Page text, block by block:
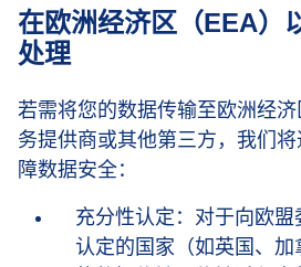
在欧洲经济区（EEA）
处理
若需将您的数据传输至欧洲经
务提供商或其他第三方，我们
障数据安全：
充分性认定：对于向欧
认定的国家（如英国、